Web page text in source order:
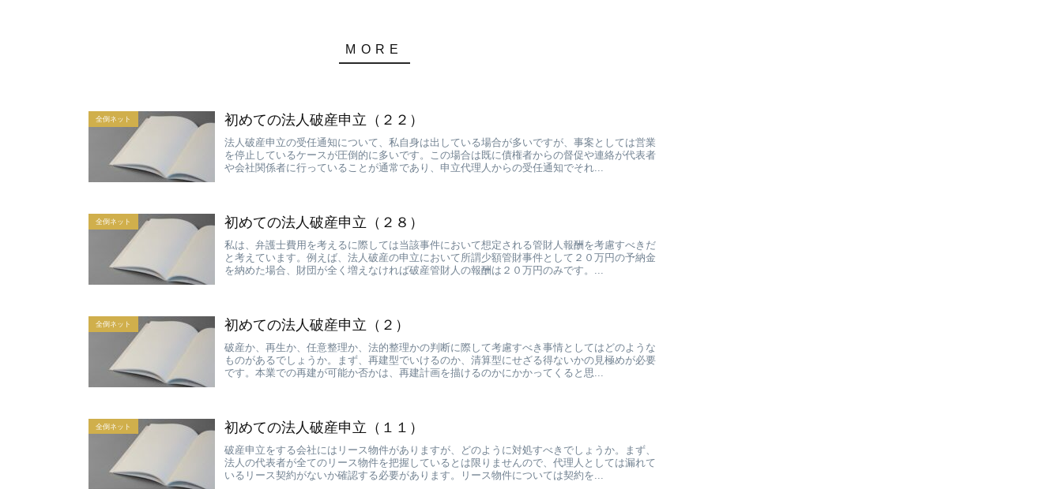
全倒ネット 初めての法人破産申立（２２）
法人破産申立の受任通知について、私自身は出している場合が多いですが、事案としては営業
を停止しているケースが圧倒的に多いです。この場合は既に債権者からの督促や連絡が代表者
や会社関係者に行っていることが通常であり、申立代理人からの受任通知でそれ...
全倒ネット 初めての法人破産申立（２８）
私は、弁護士費用を考えるに際しては当該事件において想定される管財人報酬を考慮すべきだ
と考えています。例えば、法人破産の申立において所謂少額管財事件として２０万円の予納金
を納めた場合、財団が全く増えなければ破産管財人の報酬は２０万円のみです。...
全倒ネット 初めての法人破産申立（２）
破産か、再生か、任意整理か、法的整理かの判断に際して考慮すべき事情としてはどのような
ものがあるでしょうか。まず、再建型でいけるのか、清算型にせざる得ないかの見極めが必要
です。本業での再建が可能か否かは、再建計画を描けるのかにかかってくると思...
全倒ネット 初めての法人破産申立（１１）
破産申立をする会社にはリース物件がありますが、どのように対処すべきでしょうか。まず、
法人の代表者が全てのリース物件を把握しているとは限りませんので、代理人としては漏れて
いるリース契約がないか確認する必要があります。リース物件については契約を...